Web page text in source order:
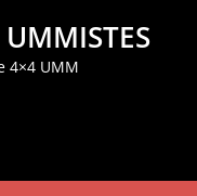
4×4 UMM
masquer la navigation